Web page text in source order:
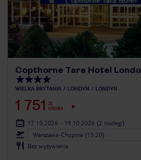
Copthorne Tara Hotel
WIELKA BRYTANIA LONDYN LONDYN
1 751
ZŁ
OSOBA
17.10.2026 - 19.10.2026 (2 noclegi)
Warszawa-Chopina (15:20)
Bez wyżywienia